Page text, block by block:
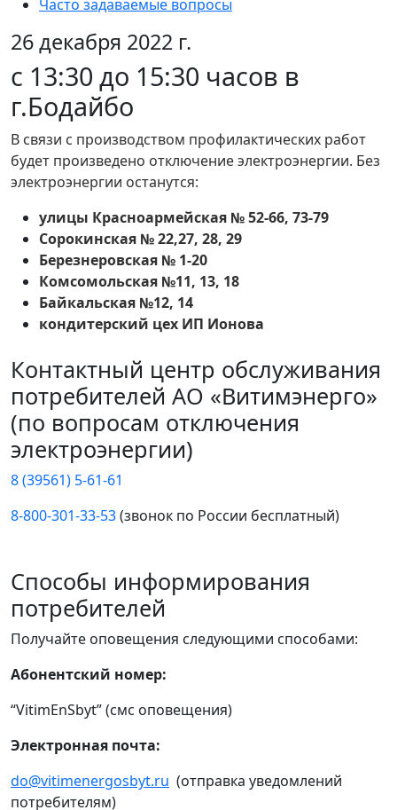
Часто задаваемые вопросы
26 декабря 2022 г.
с 13:30 до 15:30 часов в
г.Бодайбо
В связи с производством профилактических работ
будет произведено отключение электроэнергии. Без
электроэнергии останутся:
улицы Красноармейская № 52-66, 73-79
Сорокинская № 22,27, 28, 29
Березнеровская № 1-20
Комсомольская №11, 13, 18
Байкальская №12, 14
кондитерский цех ИП Ионова
Контактный центр обслуживания
потребителей АО «Витимэнерго»
(по вопросам отключения
электроэнергии)
8 (39561) 5-61-61
8-800-301-33-53(звонок по России бесплатный)
Способы информирования
потребителей
Получайте оповещения следующими способами:
Абонентский номер:
“VitimEnSbyt” (смс оповещения)
Электронная почта:
do@vitimenergosbyt.ru (отправка уведомлений
потребителям)